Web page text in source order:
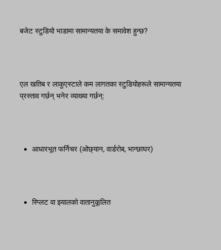
बजेट स्टुडियो भाडामा सामान्यतया के समावेश हुन्छ?
एल खतिब र लाकुएस्टाले कम लागतका स्टुडियोहरूले सामान्यतया
प्रस्ताव गर्छन् भनेर व्याख्या गर्छन्:
आधारभूत फर्निचर (ओछ्यान, वार्डरोब, भान्छाघर)
स्प्लिट वा झ्यालको वातानुकूलित